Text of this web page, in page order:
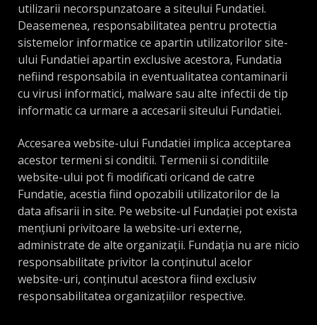
utilizarii necorspunzatoare a siteului Fundatiei.
Deasemenea, responsabilitatea pentru protectia
sistemelor informatice ce apartin utilizatorilor site-
ului Fundatiei apartin exclusive acestora, Fundatia
nefiind responsabila in eventualitatea contaminarii
cu virusi informatici, malware sau alte infectii de tip
informatic ca urmare a accesarii siteului Fundatiei.
Accesarea website-ului Fundatiei implica acceptarea
acestor termeni si conditii. Termenii si conditiile
website-ului pot fi modificati oricand de catre
Fundatie, acestia fiind opozabili utilizatorilor de la
data afisarii in site. Pe website-ul Fundației pot exista
mențiuni privitoare la website-uri externe,
administrate de alte organizații. Fundația nu are nicio
responsabilitate privitor la conținutul acelor
website-uri, conținutul acestora fiind exclusiv
responsabilitatea organizațiilor respective.